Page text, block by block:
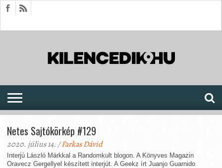
Netes Sajtókörkép #129
2020. július 14. /Farkas Dávid
Interjú László Márkkal a Randomkult blogon. A Könyves Magazin
Oravecz Gergellyel készített interjút. A Geekz írt Juanjo Guarnido